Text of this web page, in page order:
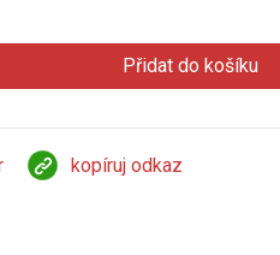
kopíruj odkaz